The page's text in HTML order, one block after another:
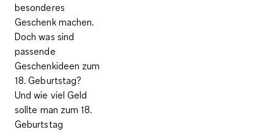
besonderes
Geschenk machen.
Doch was sind
passende
Geschenkideen zum
18. Geburtstag?
Und wie viel Geld
sollte man zum 18.
Geburtstag